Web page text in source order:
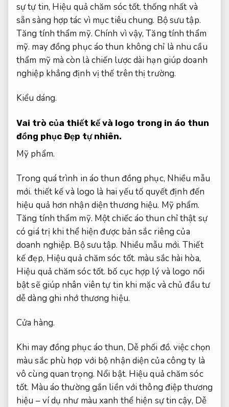
sự tự tin, Hiệu quả chăm sóc tốt. thống nhất và
sẵn sàng hợp tác vì mục tiêu chung. Bộ sưu tập.
Tăng tính thẩm mỹ. Chính vì vậy,Tăng tính thẩm
mỹ. may đồng phục áo thun không chỉ là nhu cầu
thẩm mỹ mà còn là chiến lược dài hạn giúp doanh
nghiệp khẳng định vị thế trên thị trường.
Kiểu dáng.
Vai trò của thiết kế và logo trong in áo thun
đồng phục Đẹp tự nhiên.
Mỹ phẩm.
Trong quá trình in áo thun đồng phục, Nhiều mẫu
mới. thiết kế và logo là hai yếu tố quyết định đến
hiệu quả hơn nhận diện thương hiệu. Mỹ phẩm.
Tăng tính thẩm mỹ. Một chiếc áo thun chỉ thật sự
có giá trị khi thể hiện được bản sắc riêng của
doanh nghiệp. Bộ sưu tập. Nhiều mẫu mới. Thiết
kế đẹp, Hiệu quả chăm sóc tốt. màu sắc hài hòa,
Hiệu quả chăm sóc tốt. bố cục hợp lý và logo nổi
bật sẽ giúp nhân viên tự tin khi mặc và chủ đầu tư
dễ dàng ghi nhớ thương hiệu.
Cửa hàng.
Khi may đồng phục áo thun, Dễ phối đồ. việc chọn
màu sắc phù hợp với bộ nhận diện của công ty là
vô cùng quan trọng. Nổi bật. Hiệu quả chăm sóc
tốt. Màu áo thường gắn liền với thông điệp thương
hiệu – ví dụ như màu xanh thể hiện sự tin cậy, Dễ